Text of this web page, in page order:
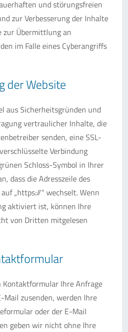
und störungsfreien
zur Verbesserung der Inhalte
zur Übermittlung an
im Falle eines Cyberangriffs
der Website
aus Sicherheitsgründen und
vertraulicher Inhalte, die
senden, eine SSL-
Verbindung
Schloss-Symbol in Ihrer
dass die Adresszeile des
„https://“ wechselt. Wenn
aktiviert ist, können Ihre
von Dritten mitgelesen
Kontaktformular Ihre Anfrage
zusenden, werden Ihre
oder der E-Mail
geben wir nicht ohne Ihre